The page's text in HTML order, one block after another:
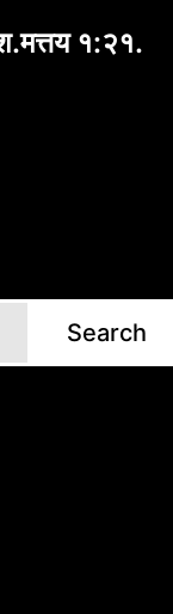
१:२१.
Search